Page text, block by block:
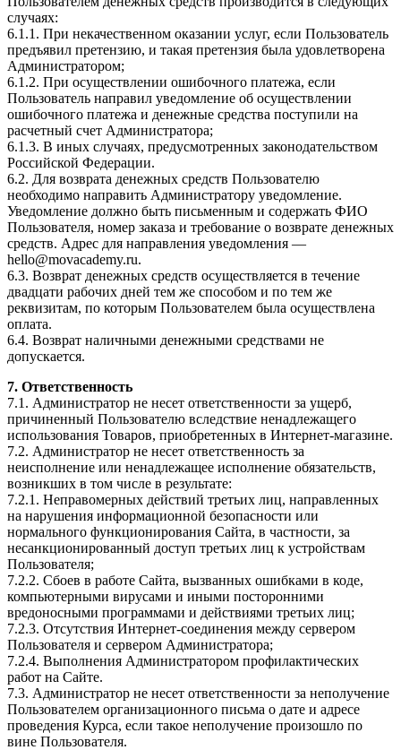
случаях:
6.1.1. При некачественном оказании услуг, если Пользователь
предъявил претензию, и такая претензия была удовлетворена
Администратором;
6.1.2. При осуществлении ошибочного платежа, если
Пользователь направил уведомление об осуществлении
ошибочного платежа и денежные средства поступили на
расчетный счет Администратора;
6.1.3. В иных случаях, предусмотренных законодательством
Российской Федерации.
6.2. Для возврата денежных средств Пользователю
необходимо направить Администратору уведомление.
Уведомление должно быть письменным и содержать ФИО
Пользователя, номер заказа и требование о возврате денежных
средств. Адрес для направления уведомления —
hello@movacademy.ru.
6.3. Возврат денежных средств осуществляется в течение
двадцати рабочих дней тем же способом и по тем же
реквизитам, по которым Пользователем была осуществлена
оплата.
6.4. Возврат наличными денежными средствами не
допускается.
7. Ответственность
7.1. Администратор не несет ответственности за ущерб,
причиненный Пользователю вследствие ненадлежащего
использования Товаров, приобретенных в Интернет-магазине.
7.2. Администратор не несет ответственность за
неисполнение или ненадлежащее исполнение обязательств,
возникших в том числе в результате:
7.2.1. Неправомерных действий третьих лиц, направленных
на нарушения информационной безопасности или
нормального функционирования Сайта, в частности, за
несанкционированный доступ третьих лиц к устройствам
Пользователя;
7.2.2. Сбоев в работе Сайта, вызванных ошибками в коде,
компьютерными вирусами и иными посторонними
вредоносными программами и действиями третьих лиц;
7.2.3. Отсутствия Интернет-соединения между сервером
Пользователя и сервером Администратора;
7.2.4. Выполнения Администратором профилактических
работ на Сайте.
7.3. Администратор не несет ответственности за неполучение
Пользователем организационного письма о дате и адресе
проведения Курса, если такое неполучение произошло по
вине Пользователя.